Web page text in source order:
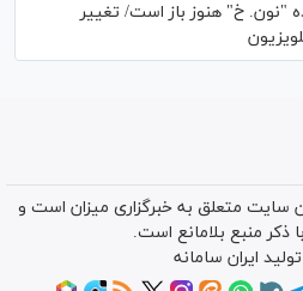
"نون. خ" هنوز باز است/ تغییر
متعلق به خبرگزاری میزان است و
ذکر منبع بلامانع است.
ایران سامانه